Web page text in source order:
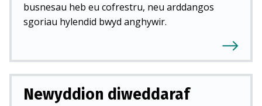
busnesau heb eu cofrestru, neu arddangos
sgoriau hylendid bwyd anghywir.
Newyddion diweddaraf